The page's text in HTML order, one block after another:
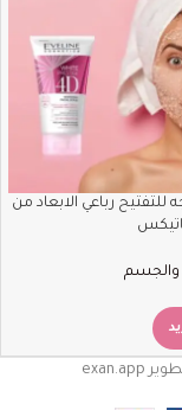
للتفتيح رباعي الابعاد من
والجسم